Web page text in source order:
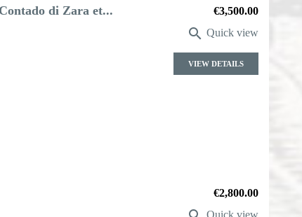
di Zara et... Price
€3,500.00
 Quick view
VIEW DETAILS
Price
€2,800.00
Quick view